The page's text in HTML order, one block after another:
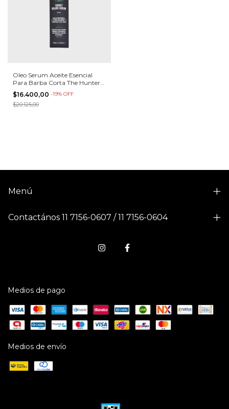
Oleo Serum Aceite Esencial
Para Barba Corta The Hunter
30ml
$16.400,00 -19% OFF
$20.125,00
Menú
Contactános 11 7156-0607 / 11 7156-0604
Medios de pago
Medios de envío